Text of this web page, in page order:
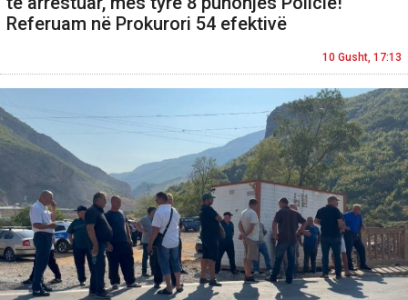
Referuam në Prokurori 54 efektivë
10 Gusht, 17:13